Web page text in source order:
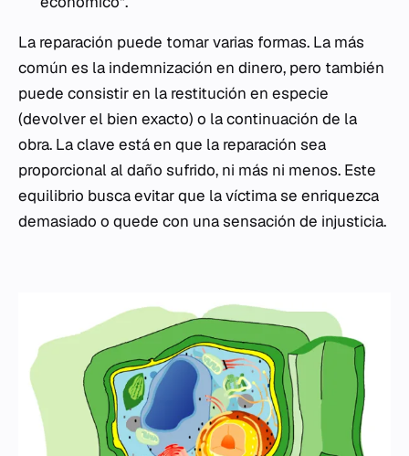
La reparación puede tomar varias formas. La más
común es la indemnización en dinero, pero también
puede consistir en la restitución en especie
(devolver el bien exacto) o la continuación de la
obra. La clave está en que la reparación sea
proporcional al daño sufrido, ni más ni menos. Este
equilibrio busca evitar que la víctima se enriquezca
demasiado o quede con una sensación de injusticia.